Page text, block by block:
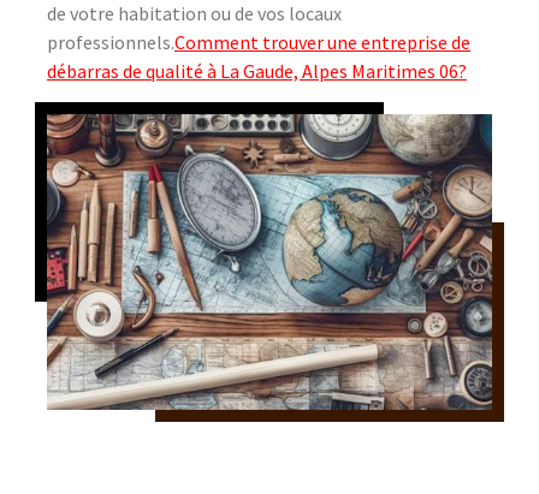
de votre habitation ou de vos locaux
professionnels.Comment trouver une entreprise de
débarras de qualité à La Gaude, Alpes Maritimes 06?